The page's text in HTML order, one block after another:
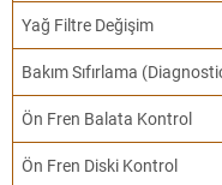
Yağ Filtre Değişim
Bakım Sıfırlama
Ön Fren Balata Kontrol
Ön Fren Diski Kontrol